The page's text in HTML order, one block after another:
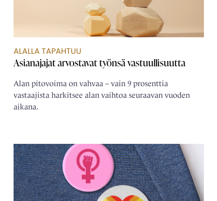
ALALLA TAPAHTUU
Asianajajat arvostavat työnsä vastuullisuutta
Alan pitovoima on vahvaa – vain 9 prosenttia
vastaajista harkitsee alan vaihtoa seuraavan vuoden
aikana.